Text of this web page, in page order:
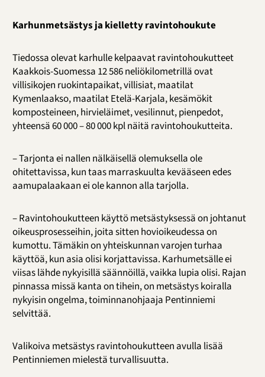
Karhunmetsästys ja kielletty ravintohoukute
Tiedossa olevat karhulle kelpaavat ravintohoukutteet
Kaakkois-Suomessa 12 586 neliökilometrillä ovat
villisikojen ruokintapaikat, villisiat, maatilat
Kymenlaakso, maatilat Etelä-Karjala, kesämökit
komposteineen, hirvieläimet, vesilinnut, pienpedot,
yhteensä 60 000 – 80 000 kpl näitä ravintohoukutteita.
– Tarjonta ei nallen nälkäisellä olemuksella ole
ohitettavissa, kun taas marraskuulta kevääseen edes
aamupalaakaan ei ole kannon alla tarjolla.
– Ravintohoukutteen käyttö metsästyksessä on johtanut
oikeusprosesseihin, joita sitten hovioikeudessa on
kumottu. Tämäkin on yhteiskunnan varojen turhaa
käyttöä, kun asia olisi korjattavissa. Karhumetsälle ei
viisas lähde nykyisillä säännöillä, vaikka lupia olisi. Rajan
pinnassa missä kanta on tihein, on metsästys koiralla
nykyisin ongelma, toiminnanohjaaja Pentinniemi
selvittää.
Valikoiva metsästys ravintohoukutteen avulla lisää
Pentinniemen mielestä turvallisuutta.